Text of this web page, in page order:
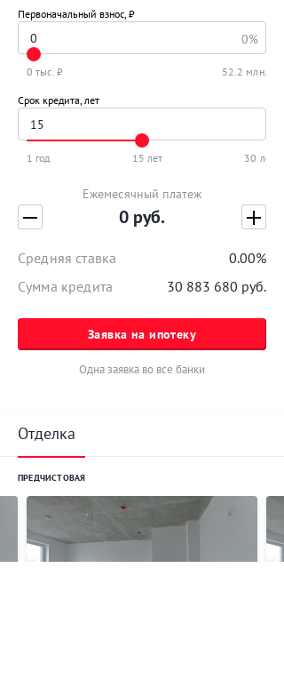
Первоначальный взнос, ₽
0%
0 тыс. ₽ 52.2 млн. ₽
Срок кредита, лет
1 год 15 лет 30 лет
Ежемесячный платеж
0руб.
Средняя ставка 0.00%
Сумма кредита
30 883 680 руб.
Заявка на ипотеку
Одна заявка во все банки
Отделка
ПРЕДЧИСТОВАЯ